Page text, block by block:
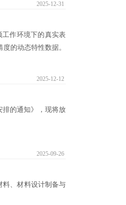
2025-12-31
作环境下的真实表
的动态特性数据。
2025-12-12
排的通知》，现将放
2025-09-26
料、材料设计制备与